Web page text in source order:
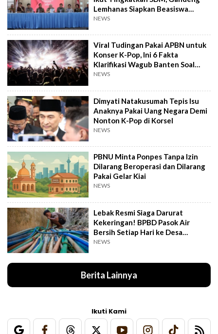
Lemhanas Siapkan Beasiswa
Hingga S3
NEWS
Viral Tudingan Pakai APBN untuk
Konser K-Pop, Ini 6 Fakta
Klarifikasi Wagub Banten Soal
Putrinya
NEWS
Dimyati Natakusumah Tepis Isu
Anaknya Pakai Uang Negara Demi
Nonton K-Pop di Korsel
NEWS
PBNU Minta Ponpes Tanpa Izin
Dilarang Beroperasi dan Dilarang
Pakai Gelar Kiai
NEWS
Lebak Resmi Siaga Darurat
Kekeringan! BPBD Pasok Air
Bersih Setiap Hari ke Desa
Pelosok
NEWS
Berita Lainnya
Ikuti Kami